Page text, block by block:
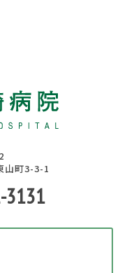
山町3-3-1
3131